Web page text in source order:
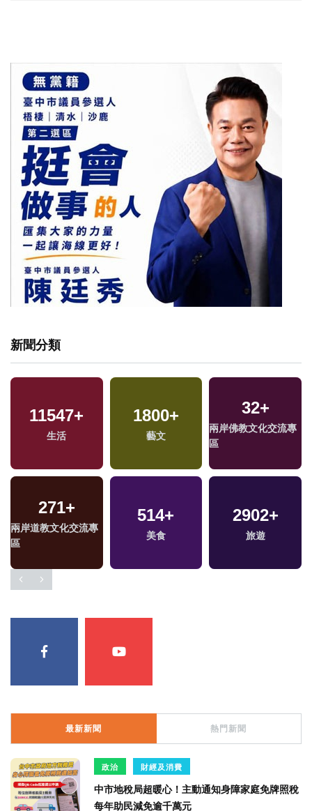
新聞分類
11547+
生活
1800+
藝文
32+
兩岸佛教文化交流專
區
271+
兩岸道教文化交流專
區
514+
美食
2902+
旅遊
最新新聞 熱門新聞
政治 財經及消費
中市地稅局超暖心！主動通知身障家庭免牌照稅
每年助民減免逾千萬元